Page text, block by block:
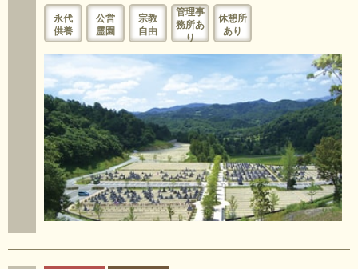
永代
供養
公営
霊園
宗教
自由
管理事
務所あ
り
休憩所
あり